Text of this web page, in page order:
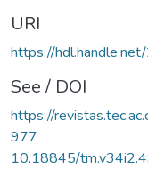
URI
https://
See / DOI
https://
977
10.18845/